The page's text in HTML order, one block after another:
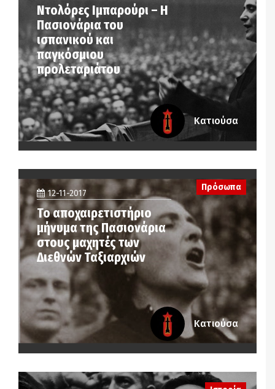
Ντολόρες Ιμπαρούρι – Η
Πασιονάρια του
ισπανικού και
παγκόσμιου
προλεταριάτου
Κατιούσα
12-11-2017
Το αποχαιρετιστήριο
μήνυμα της Πασιονάρια
στους μαχητές των
Διεθνών Ταξιαρχιών
Πρόσωπα
Κατιούσα